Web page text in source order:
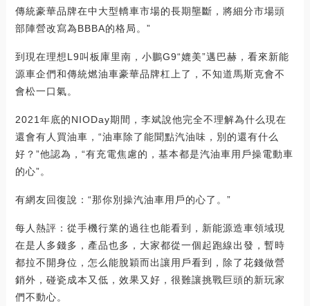
傳統豪華品牌在中大型轎車市場的長期壟斷，將細分市場頭
部陣營改寫為BBBA的格局。”
到現在理想L9叫板庫里南，小鵬G9“媲美”邁巴赫，看來新能
源車企們和傳統燃油車豪華品牌杠上了，不知道馬斯克會不
會松一口氣。
2021年底的NIODay期間，李斌說他完全不理解為什么現在
還會有人買油車，“油車除了能聞點汽油味，別的還有什么
好？”他認為，“有充電焦慮的，基本都是汽油車用戶操電動車
的心”。
有網友回復說：“那你別操汽油車用戶的心了。”
每人熱評：從手機行業的過往也能看到，新能源造車領域現
在是人多錢多，產品也多，大家都從一個起跑線出發，暫時
都拉不開身位，怎么能脫穎而出讓用戶看到，除了花錢做營
銷外，碰瓷成本又低，效果又好，很難讓挑戰巨頭的新玩家
們不動心。